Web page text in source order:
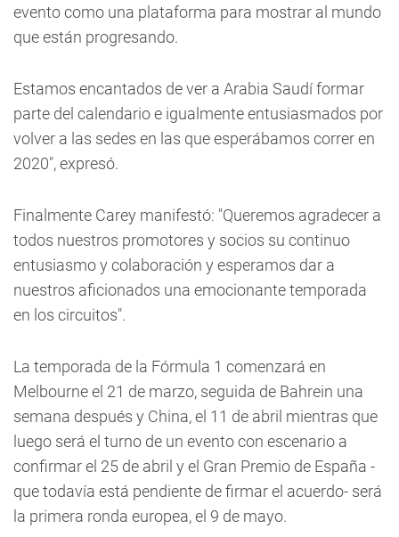
evento como una plataforma para mostrar al mundo
que están progresando.
Estamos encantados de ver a Arabia Saudí formar
parte del calendario e igualmente entusiasmados por
volver a las sedes en las que esperábamos correr en
2020", expresó.
Finalmente Carey manifestó: "Queremos agradecer a
todos nuestros promotores y socios su continuo
entusiasmo y colaboración y esperamos dar a
nuestros aficionados una emocionante temporada
en los circuitos".
La temporada de la Fórmula 1 comenzará en
Melbourne el 21 de marzo, seguida de Bahrein una
semana después y China, el 11 de abril mientras que
luego será el turno de un evento con escenario a
confirmar el 25 de abril y el Gran Premio de España -
que todavía está pendiente de firmar el acuerdo- será
la primera ronda europea, el 9 de mayo.